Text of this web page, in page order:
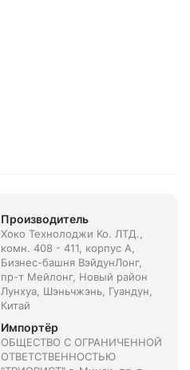
Производитель
Хоко Технолоджи Ко. ЛТД.,
комн. 408 - 411, корпус А,
Бизнес-башня ВэйдунЛонг,
пр-т Мейлонг, Новый район
Лунхуа, Шэньчжэнь, Гуандун,
Китай
Импортёр
ОБЩЕСТВО С ОГРАНИЧЕННОЙ
ОТВЕТСТВЕННОСТЬЮ